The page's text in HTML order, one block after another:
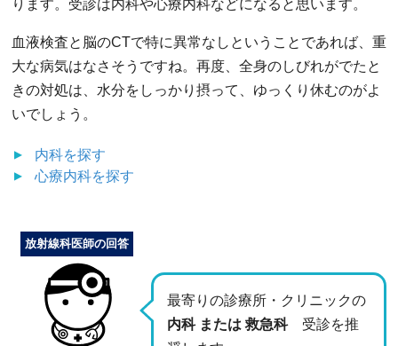
ります。受診は内科や心療内科などになると思います。
血液検査と脳のCTで特に異常なしということであれば、重
大な病気はなさそうですね。再度、全身のしびれがでたと
きの対処は、水分をしっかり摂って、ゆっくり休むのがよ
いでしょう。
内科を探す
心療内科を探す
最寄りの診療所・クリニックの
内科 または 救急科 受診を推
放射線科医師の回答